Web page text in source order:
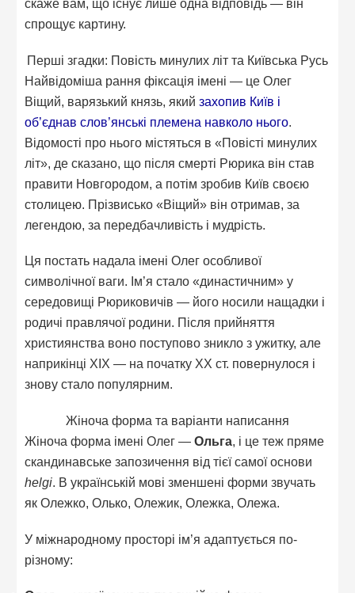
скаже вам, що існує лише одна відповідь — він
спрощує картину.
Перші згадки: Повість минулих літ та Київська Русь
Найвідоміша рання фіксація імені — це Олег
Віщий, варязький князь, якийзахопив Київ і
об’єднав слов’янські племена навколо нього.
Відомості про нього містяться в «Повісті минулих
літ», де сказано, що після смерті Рюрика він став
правити Новгородом, а потім зробив Київ своєю
столицею. Прізвисько «Віщий» він отримав, за
легендою, за передбачливість і мудрість.
Ця постать надала імені Олег особливої
символічної ваги. Ім’я стало «династичним» у
середовищі Рюриковичів — його носили нащадки і
родичі правлячої родини. Після прийняття
християнства воно поступово зникло з ужитку, але
наприкінці XIX — на початку XX ст. повернулося і
знову стало популярним.
Жіноча форма та варіанти написання
Жіноча форма імені Олег —Ольга, і це теж пряме
скандинавське запозичення від тієї самої основи
helgi. В українській мові зменшені форми звучать
як Олежко, Олько, Олежик, Олежка, Олежа.
У міжнародному просторі ім’я адаптується по-
різному: